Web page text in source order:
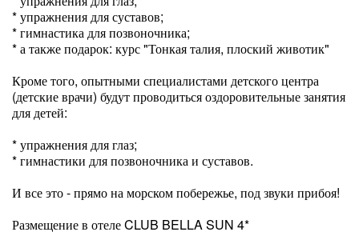
* упражнения для суставов;
* гимнастика для позвоночника;
* а также подарок: курс "Тонкая талия, плоский животик"
Кроме того, опытными специалистами детского центра
(детские врачи) будут проводиться оздоровительные занятия
для детей:
* упражнения для глаз;
* гимнастики для позвоночника и суставов.
И все это - прямо на морском побережье, под звуки прибоя!
Размещение в отеле CLUB BELLA SUN 4*